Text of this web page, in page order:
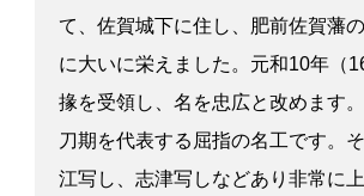
て、佐賀城下に住し、肥前佐賀藩
に大いに栄えました。元和10年（
掾を受領し、名を忠広と改めます
刀期を代表する屈指の名工です。
江写し、志津写しなどあり非常に